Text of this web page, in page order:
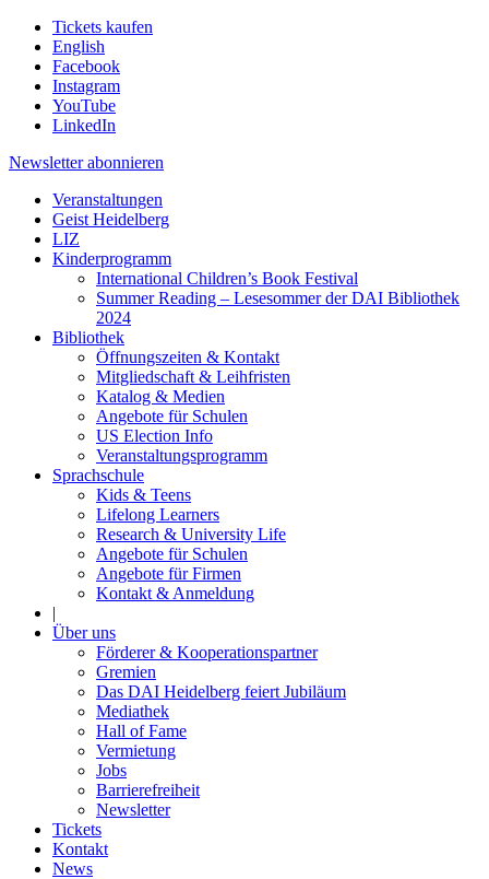
Tickets kaufen
English
Facebook
Instagram
YouTube
LinkedIn
Newsletter abonnieren
Veranstaltungen
Geist Heidelberg
LIZ
Kinderprogramm
International Children’s Book Festival
Summer Reading – Lesesommer der DAI Bibliothek
2024
Bibliothek
Öffnungszeiten & Kontakt
Mitgliedschaft & Leihfristen
Katalog & Medien
Angebote für Schulen
US Election Info
Veranstaltungsprogramm
Sprachschule
Kids & Teens
Lifelong Learners
Research & University Life
Angebote für Schulen
Angebote für Firmen
Kontakt & Anmeldung
|
Über uns
Förderer & Kooperationspartner
Gremien
Das DAI Heidelberg feiert Jubiläum
Mediathek
Hall of Fame
Vermietung
Jobs
Barrierefreiheit
Newsletter
Tickets
Kontakt
News